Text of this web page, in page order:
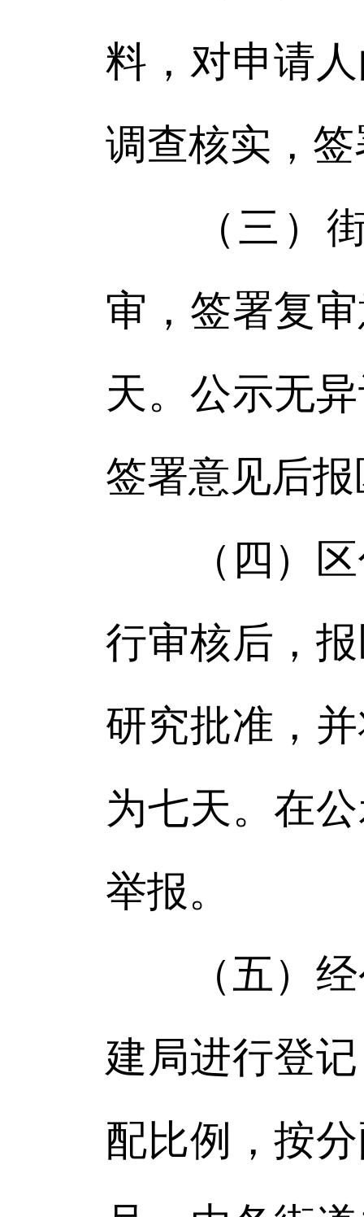
料，对申请
调查核实，
（三）街
审，签署复
天。公示无
签署意见后
（四）区
行审核后，
研究批准，
为七天。在
举报。
（五）经
建局进行登
配比例，按